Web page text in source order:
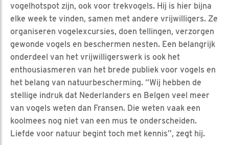
vogelhotspot zijn, ook voor trekvogels. Hij is hier bijna
elke week te vinden, samen met andere vrijwilligers. Ze
organiseren vogelexcursies, doen tellingen, verzorgen
gewonde vogels en beschermen nesten. Een belangrijk
onderdeel van het vrijwilligerswerk is ook het
enthousiasmeren van het brede publiek voor vogels en
het belang van natuurbescherming. “Wij hebben de
stellige indruk dat Nederlanders en Belgen veel meer
van vogels weten dan Fransen. Die weten vaak een
koolmees nog niet van een mus te onderscheiden.
Liefde voor natuur begint toch met kennis”, zegt hij.